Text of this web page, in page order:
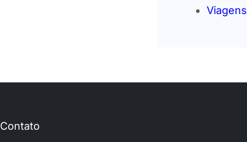
Viagens
Contato